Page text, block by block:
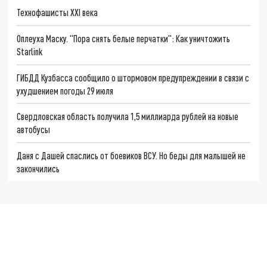
Технофашисты XXI века
Оплеуха Маску. "Пора снять белые перчатки": Как уничтожить
Starlink
ГИБДД Кузбасса сообщило о штормовом предупреждении в связи с
ухудшением погоды 29 июля
Свердловская область получила 1,5 миллиарда рублей на новые
автобусы
Даня с Дашей спаслись от боевиков ВСУ. Но беды для малышей не
закончились